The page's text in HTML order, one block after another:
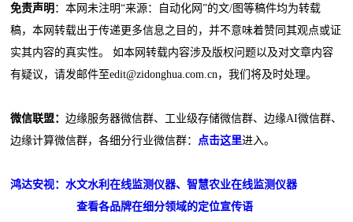
免责声明 ：本网未注明“来源：自动化网”的文/图等稿件均为转载
稿，本网转载出于传递更多信息之目的，并不意味着赞同其观点或证
实其内容的真实性。 如本网转载内容涉及版权问题以及对文章内容
有疑议，请发邮件至edit@zidonghua.com.cn，我们将及时处理。
微信联盟：边缘服务器微信群、工业级存储微信群、边缘AI微信群、
边缘计算微信群，各细分行业微信群： 点击这里进入。
鸿达安视：水文水利在线监测仪器、智慧农业在线监测仪器
查看各品牌在细分领域的定位宣传语